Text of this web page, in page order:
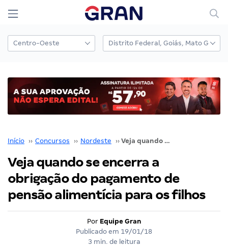
Início ›› Concursos ›› Nordeste ›› Veja quando se encerra a obrigação do pagamento de pensão alimentícia para os filhos
Veja quando se encerra a
obrigação do pagamento de
pensão alimentícia para os filhos
Por Equipe Gran
Publicado em 19/01/18
3 min. de leitura